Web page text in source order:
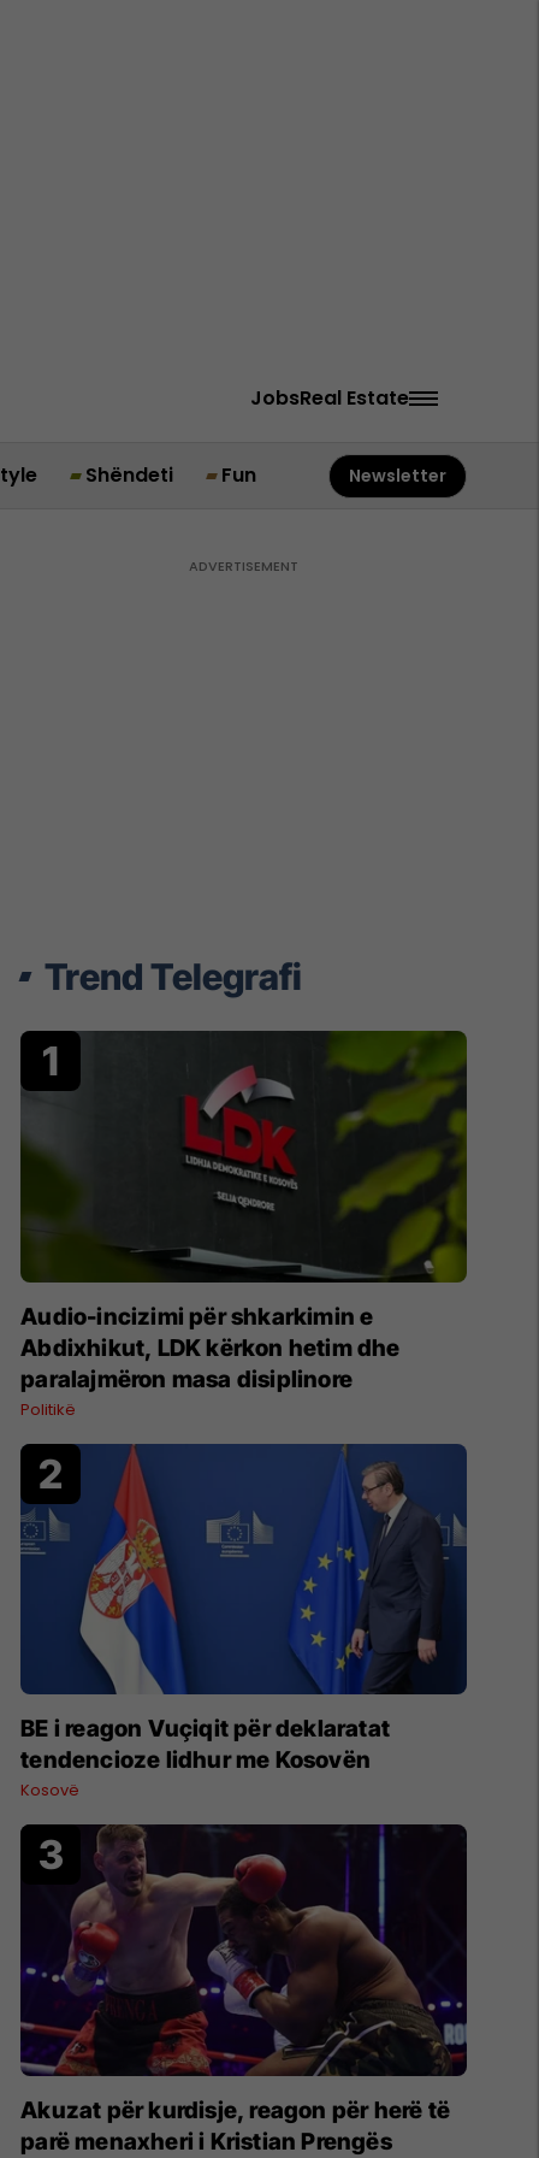
JobsReal Estate
Shëndeti Fun Newsletter
Trend Telegrafi
Audio-incizimi për shkarkimin e
Abdixhikut, LDK kërkon hetim dhe
paralajmëron masa disiplinore
Politikë
BE i reagon Vuçiqit për deklaratat
tendencioze lidhur me Kosovën
Kosovë
Akuzat për kurdisje, reagon për herë të
parë menaxheri i Kristian Prengës